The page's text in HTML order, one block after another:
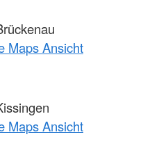
Maps Ansicht
Maps Ansicht